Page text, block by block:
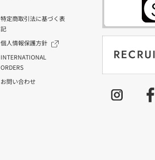
特定商取引法に基づく表
記
個人情報保護方針
INTERNATIONAL
ORDERS
お問い合わせ